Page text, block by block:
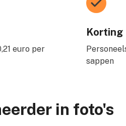
euro per
Korting
sappen
in foto's